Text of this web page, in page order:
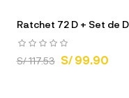
Ratchet 72 D + Set de
S/ 117.53 S/ 99.90